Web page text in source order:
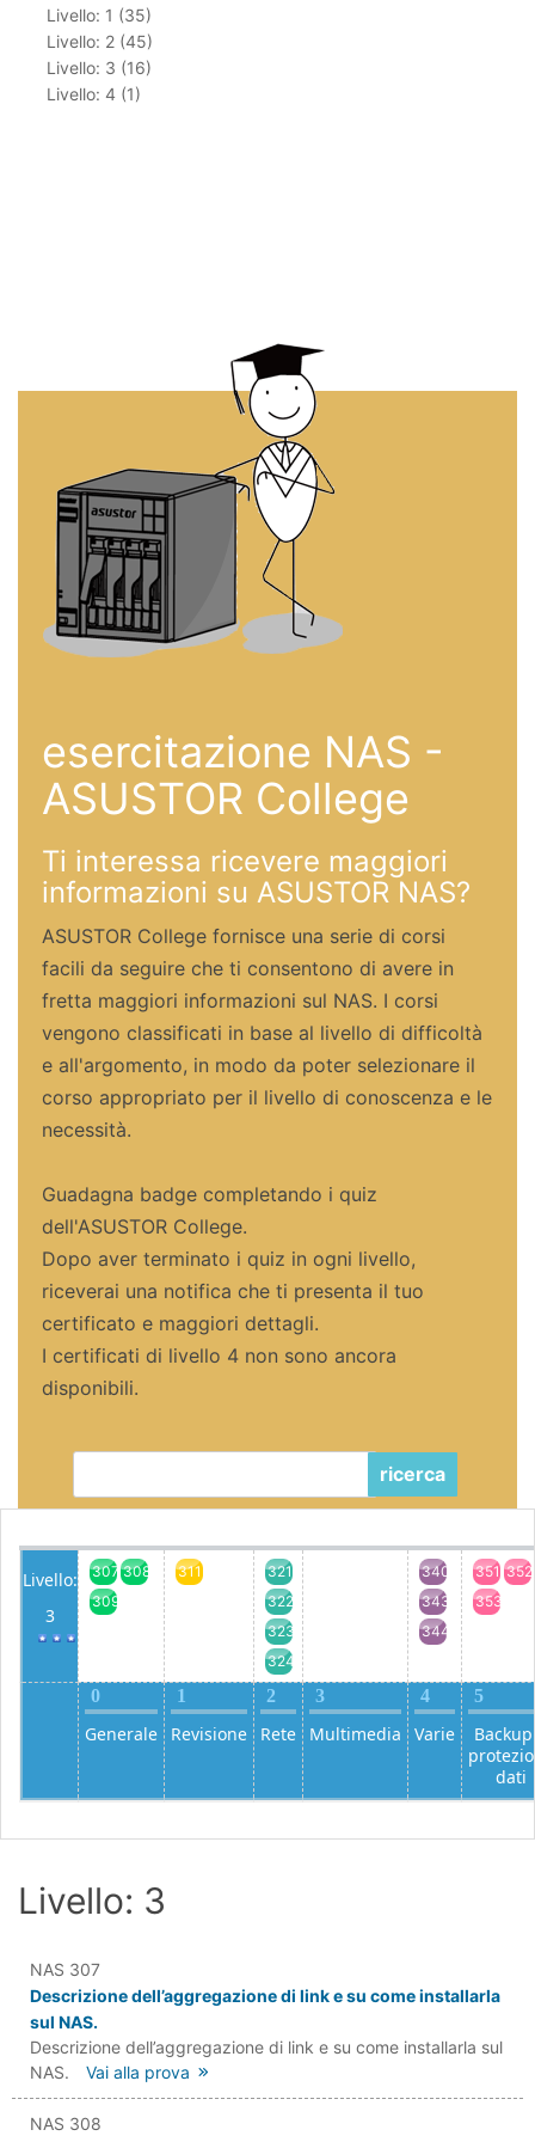
Livello: 1 (35)
Livello: 2 (45)
Livello: 3 (16)
Livello: 4 (1)
esercitazione NAS -
ASUSTOR College
Ti interessa ricevere maggiori
informazioni su ASUSTOR NAS?
ASUSTOR College fornisce una serie di corsi
facili da seguire che ti consentono di avere in
fretta maggiori informazioni sul NAS. I corsi
vengono classificati in base al livello di difficoltà
e all'argomento, in modo da poter selezionare il
corso appropriato per il livello di conoscenza e le
necessità.
Guadagna badge completando i quiz
dell'ASUSTOR College.
Dopo aver terminato i quiz in ogni livello,
riceverai una notifica che ti presenta il tuo
certificato e maggiori dettagli.
I certificati di livello 4 non sono ancora
disponibili.
ricerca
Livello:
3
307 308
309
311
321
322
323
324
340
343
344
351 352
353
0
Generale
1
Revisione
2
Rete
3
Multimedia
4
Varie
5
dati
Livello: 3
NAS 307
Descrizione dell’aggregazione di link e su come installarla
sul NAS.
Descrizione dell’aggregazione di link e su come installarla sul
NAS.
Vai alla prova
NAS 308